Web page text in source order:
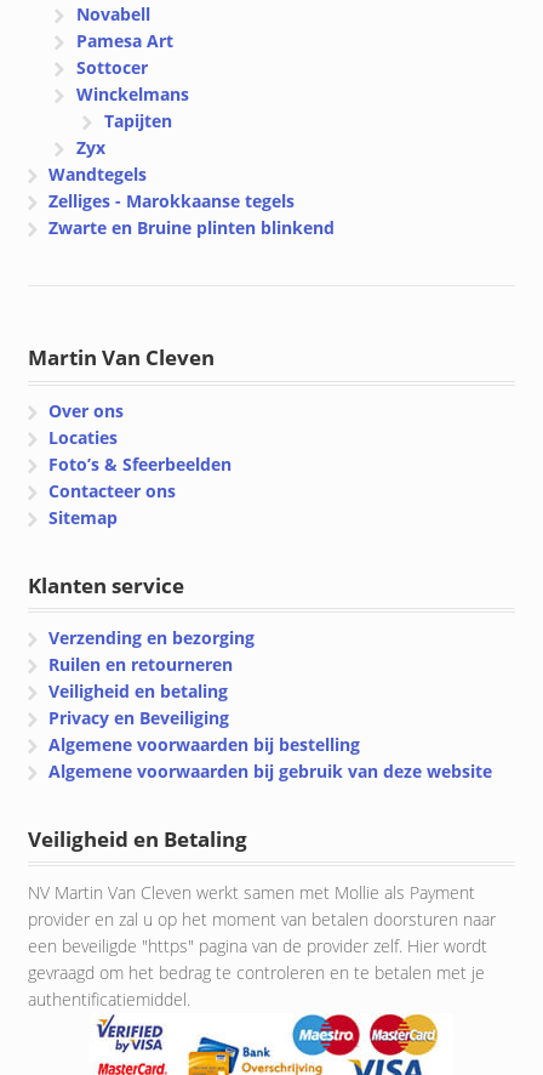
Novabell
Pamesa Art
Sottocer
Winckelmans
Tapijten
Zyx
Wandtegels
Zelliges - Marokkaanse tegels
Zwarte en Bruine plinten blinkend
Martin Van Cleven
Over ons
Locaties
Foto’s & Sfeerbeelden
Contacteer ons
Sitemap
Klanten service
Verzending en bezorging
Ruilen en retourneren
Veiligheid en betaling
Privacy en Beveiliging
Algemene voorwaarden bij bestelling
Algemene voorwaarden bij gebruik van deze website
Veiligheid en Betaling
NV Martin Van Cleven werkt samen met Mollie als Payment
provider en zal u op het moment van betalen doorsturen naar
een beveiligde "https" pagina van de provider zelf. Hier wordt
gevraagd om het bedrag te controleren en te betalen met je
authentificatiemiddel.